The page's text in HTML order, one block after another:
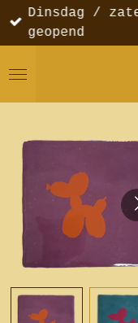
Ga
direct
de
Dinsdag /
geopend